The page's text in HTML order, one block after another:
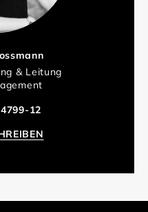
& Leitung
12